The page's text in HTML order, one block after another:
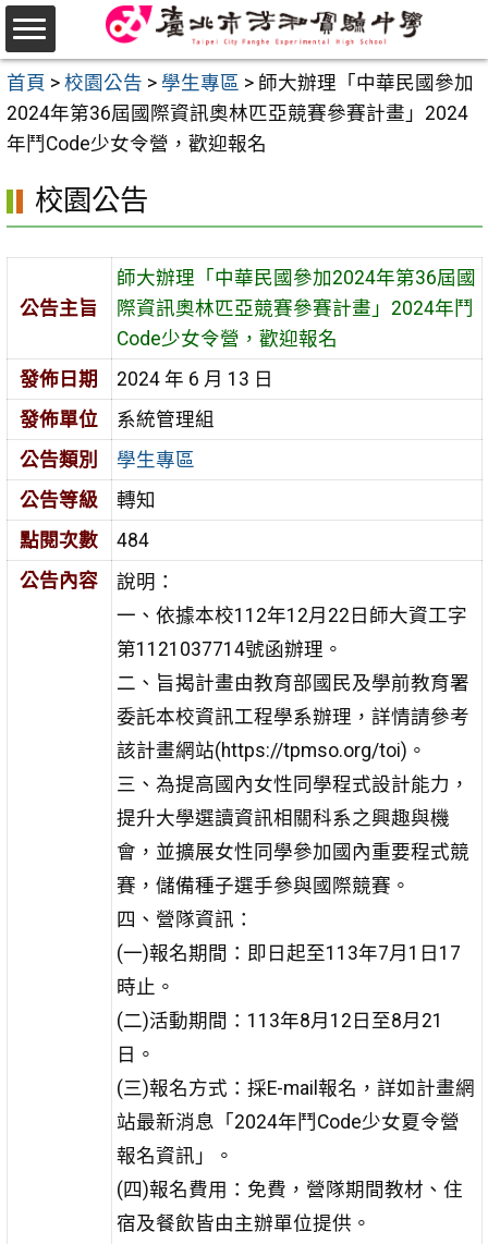
跳
至
主
要
內
首頁 > 校園公告 > 學生專區 > 師大辦理「中華民國參加
2024年第36屆國際資訊奧林匹亞競賽參賽計畫」2024
年鬥Code少女令營，歡迎報名
校園公告
公告主旨
師大辦理「中華民國參加2024年第36屆國
際資訊奧林匹亞競賽參賽計畫」2024年鬥
Code少女令營，歡迎報名
發佈日期
2024 年 6 月 13 日
發佈單位
系統管理組
公告類別
學生專區
公告等級
轉知
點閱次數
484
公告內容
說明：
一、依據本校112年12月22日師大資工字
第1121037714號函辦理。
二、旨揭計畫由教育部國民及學前教育署
委託本校資訊工程學系辦理，詳情請參考
該計畫網站(https://tpmso.org/toi)。
三、為提高國內女性同學程式設計能力，
提升大學選讀資訊相關科系之興趣與機
會，並擴展女性同學參加國內重要程式競
賽，儲備種子選手參與國際競賽。
四、營隊資訊：
(一)報名期間：即日起至113年7月1日17
時止。
(二)活動期間：113年8月12日至8月21
日。
(三)報名方式：採E-mail報名，詳如計畫網
站最新消息「2024年鬥Code少女夏令營
報名資訊」。
(四)報名費用：免費，營隊期間教材、住
宿及餐飲皆由主辦單位提供。
選
單